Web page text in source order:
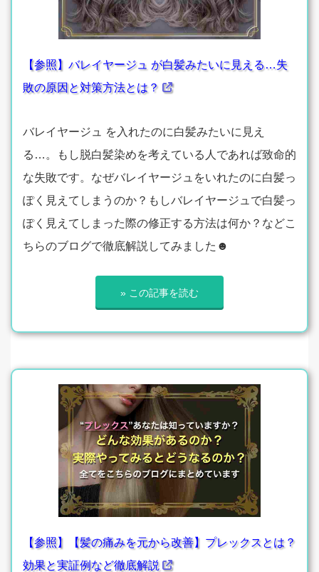
【参照】バレイヤージュ が白髪みたいに見える…失
敗の原因と対策方法とは？
バレイヤージュ を入れたのに白髪みたいに見え
る…。もし脱白髪染めを考えている人であれば致命的
な失敗です。なぜバレイヤージュをいれたのに白髪っ
ぽく見えてしまうのか？もしバレイヤージュで白髪っ
ぽく見えてしまった際の修正する方法は何か？などこ
ちらのブログで徹底解説してみました☻
» この記事を読む
【参照】【髪の痛みを元から改善】プレックスとは？
効果と実証例など徹底解説